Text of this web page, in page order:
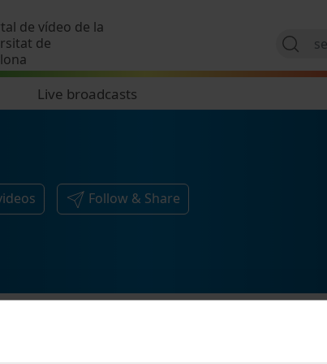
de vídeo de la
de
Live broadcasts
Follow & Share